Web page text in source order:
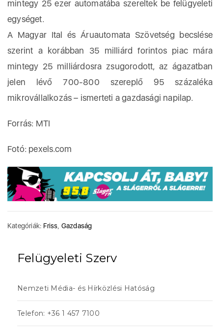
mintegy 25 ezer automatába szereltek be felügyeleti
egységet.
A Magyar Ital és Áruautomata Szövetség becslése
szerint a korábban 35 milliárd forintos piac mára
mintegy 25 milliárdosra zsugorodott, az ágazatban
jelen lévő 700-800 szereplő 95 százaléka
mikrovállalkozás – ismerteti a gazdasági napilap.
Forrás: MTI
Fotó: pexels.com
Kategóriák: Friss Gazdaság
Felügyeleti Szerv
Nemzeti Média- és Hírközlési Hatóság
Telefon: +36 1 457 7100